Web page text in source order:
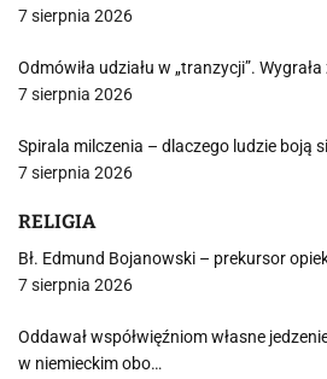
7 sierpnia 2026
Odmówiła udziału w „tranzycji”.
7 sierpnia 2026
Spirala milczenia – dlaczego ludzie boją
7 sierpnia 2026
RELIGIA
Bł. Edmund Bojanowski – prekursor
7 sierpnia 2026
Oddawał współwięźniom własne
w niemieckim obo…